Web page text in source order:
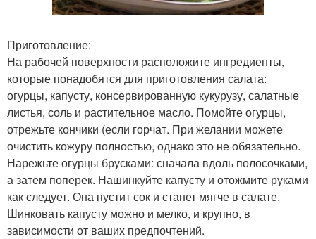
Приготовление:
На рабочей поверхности расположите ингредиенты,
которые понадобятся для приготовления салата:
огурцы, капусту, консервированную кукурузу, салатные
листья, соль и растительное масло. Помойте огурцы,
отрежьте кончики (если горчат. При желании можете
очистить кожуру полностью, однако это не обязательно.
Нарежьте огурцы брусками: сначала вдоль полосочками,
а затем поперек. Нашинкуйте капусту и отожмите руками
как следует. Она пустит сок и станет мягче в салате.
Шинковать капусту можно и мелко, и крупно, в
зависимости от ваших предпочтений.